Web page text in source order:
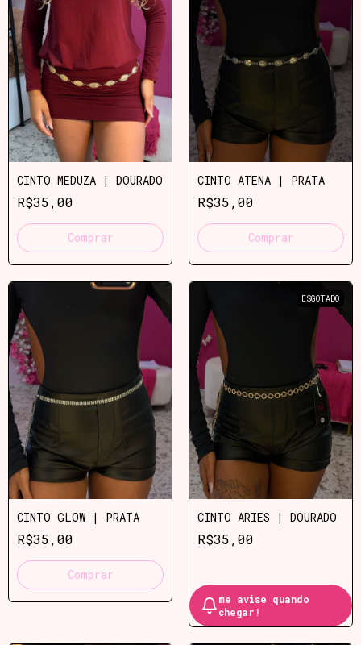
CINTO MEDUZA | DOURADO
R$35,00
Comprar
CINTO ATENA | PRATA
R$35,00
Comprar
CINTO GLOW | PRATA
R$35,00
Comprar
ESGOTADO
CINTO ARIES | DOURADO
R$35,00
me avise quando
chegar!